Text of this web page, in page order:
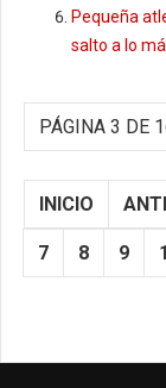
Pequeña
salto a lo
PÁGINA 3 DE
INICIO
7 8 9